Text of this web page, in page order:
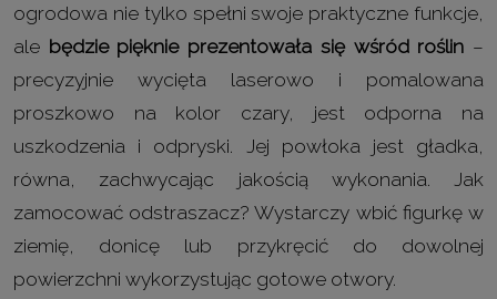
ogrodowa nie tylko spełni swoje praktyczne funkcje,
ale będzie pięknie prezentowała się wśród roślin –
precyzyjnie wycięta laserowo i pomalowana
proszkowo na kolor czary, jest odporna na
uszkodzenia i odpryski. Jej powłoka jest gładka,
równa, zachwycając jakością wykonania. Jak
zamocować odstraszacz? Wystarczy wbić figurkę w
ziemię, donicę lub przykręcić do dowolnej
powierzchni wykorzystując gotowe otwory.